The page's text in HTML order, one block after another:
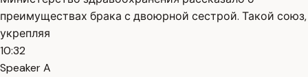
преимуществах брака с двоюрной сестрой. Такой союз,
укрепляя
10:32
Speaker A